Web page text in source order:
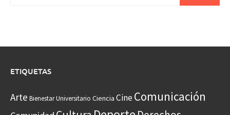
ETIQUETAS
Arte Bienestar Universitario Ciencia CineComunicación